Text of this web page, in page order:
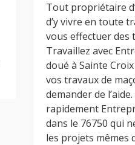
Tout propriétaire
d’y vivre en toute
vous effectuer des
Travaillez avec
doué à Sainte
vos travaux de
demander de
rapidement
dans le 76750 qui
les projets mêmes